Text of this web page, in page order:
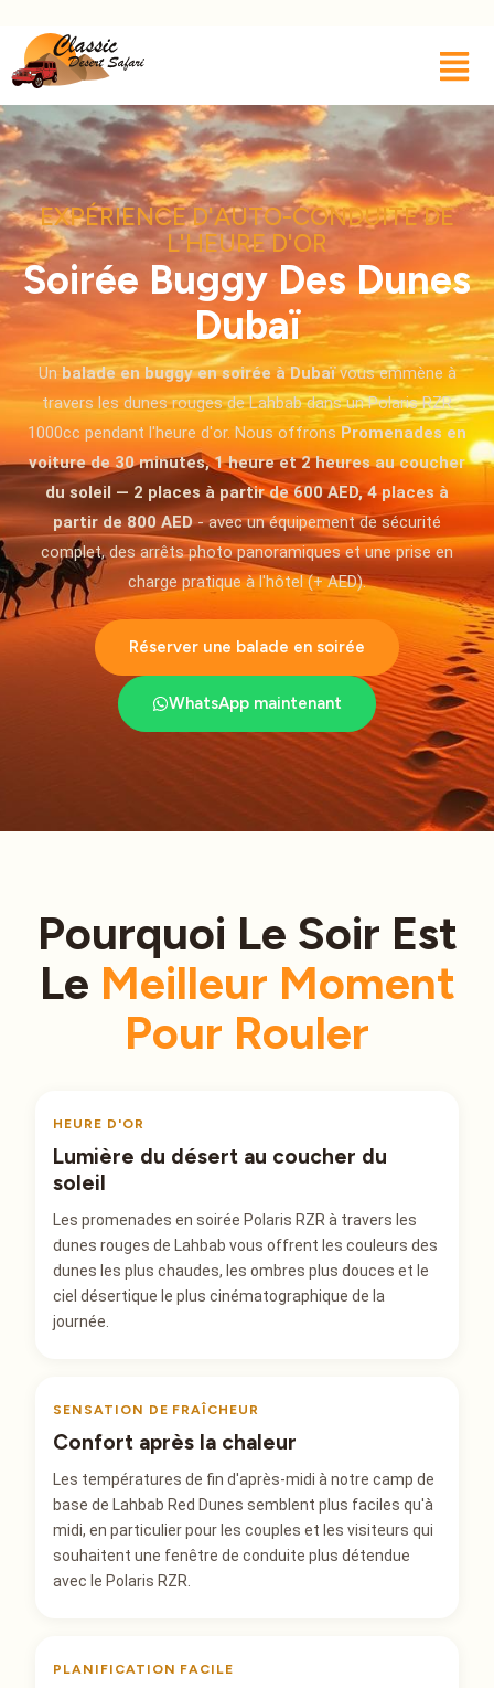
EXPÉRIENCE D'AUTO-CONDUITE DE
L'HEURE D'OR
Soirée Buggy Des Dunes
Dubaï
Un balade en buggy en soirée à Dubaïvous emmène à
travers les dunes rouges de Lahbab dans un Polaris RZR
1000cc pendant l'heure d'or. Nous offronsPromenades en
voiture de 30 minutes, 1 heure et 2 heures au coucher
du soleil — 2 places à partir de 600 AED, 4 places à
partir de 800 AED- avec un équipement de sécurité
complet, des arrêts photo panoramiques et une prise en
charge pratique à l'hôtel (+ AED).
Réserver une balade en soirée
WhatsApp maintenant
Pourquoi Le Soir Est
Le Meilleur Moment
Pour Rouler
HEURE D'OR
Lumière du désert au coucher du
soleil
Les promenades en soirée Polaris RZR à travers les
dunes rouges de Lahbab vous offrent les couleurs des
dunes les plus chaudes, les ombres plus douces et le
ciel désertique le plus cinématographique de la
journée.
SENSATION DE FRAÎCHEUR
Confort après la chaleur
Les températures de fin d'après-midi à notre camp de
base de Lahbab Red Dunes semblent plus faciles qu'à
midi, en particulier pour les couples et les visiteurs qui
souhaitent une fenêtre de conduite plus détendue
avec le Polaris RZR.
PLANIFICATION FACILE